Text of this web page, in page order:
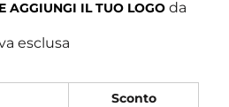
AGGIUNGI IL TUO LOGO da
esclusa
Sconto